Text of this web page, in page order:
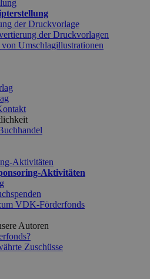
der Druckvorlage
der Druckvorlagen
Umschlagillustrationen
Aktivitäten
Aktivitäten
VDK-Förderfonds
Autoren
Zuschüsse